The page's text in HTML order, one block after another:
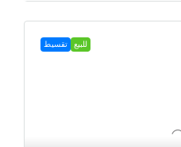
للبيع تقسيط